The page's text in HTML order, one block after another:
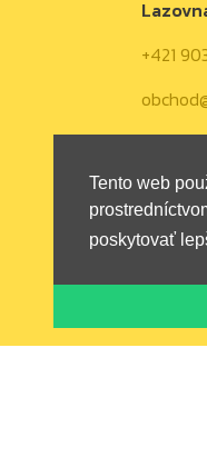
Tento web
poskytovať
+421